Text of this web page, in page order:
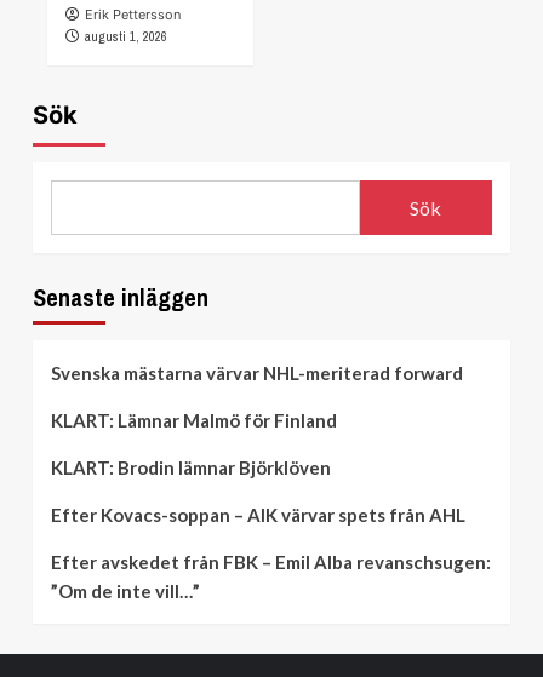
Erik Pettersson
augusti 1, 2026
Sök
Sök
Senaste inläggen
Svenska mästarna värvar NHL-meriterad forward
KLART: Lämnar Malmö för Finland
KLART: Brodin lämnar Björklöven
Efter Kovacs-soppan – AIK värvar spets från AHL
Efter avskedet från FBK – Emil Alba revanschsugen:
”Om de inte vill…”